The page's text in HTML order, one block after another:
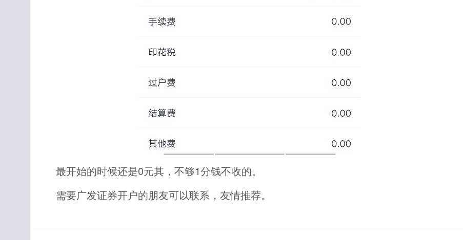
最开始的时候还是0元其，不够1分钱不收的。
需要广发证券开户的朋友可以联系，友情推荐。